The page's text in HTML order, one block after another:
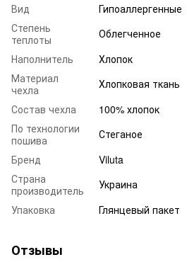
Вид
Гипоаллергенные
Степень
теплоты
Облегченное
Наполнитель
Хлопок
Материал
чехла
Хлопковая ткань
Состав чехла
100% хлопок
По технологии
пошива
Стеганое
Бренд
Viluta
Страна
производитель
Украина
Упаковка
Глянцевый пакет
Отзывы